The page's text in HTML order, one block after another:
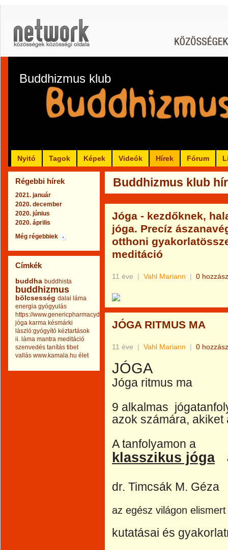
Buddhizmus klub
Nyitó Tagok Képek Videók Hírek Fórum
Régebbi hírek
2021. január
2020. december
2020. június
2020. április
Még régebbiek
Címkék
buddha buddhista
buddhizmus
bölcsesség dalai láma
energia gyógyulás
https://www.genericpharmacydrug.com
jóga karma késmárki
lászló:gyógyító kéztartások
ii. láma mantra meditáció
szenvedés tanítás tibet
vallás www.kamala.hu élet
Buddhizmus klub
Jóga - kezdőknek,
jóga. Precíz
otthoni
meditáció
11 éve | Vahl Mariann | 0
JÓGA RITMUS MA
11 éve | Vahl Mariann | 0
JÓGA
Jóga ritmus ma
9 alkalmas
azok számára, akiket
A tanfolyamon a
klasszikus jóga
dr. Timcsák M. Géza
az egész világon
kutatásai és